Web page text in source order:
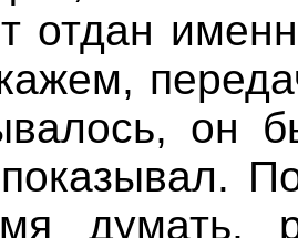
отдан
он
думать,